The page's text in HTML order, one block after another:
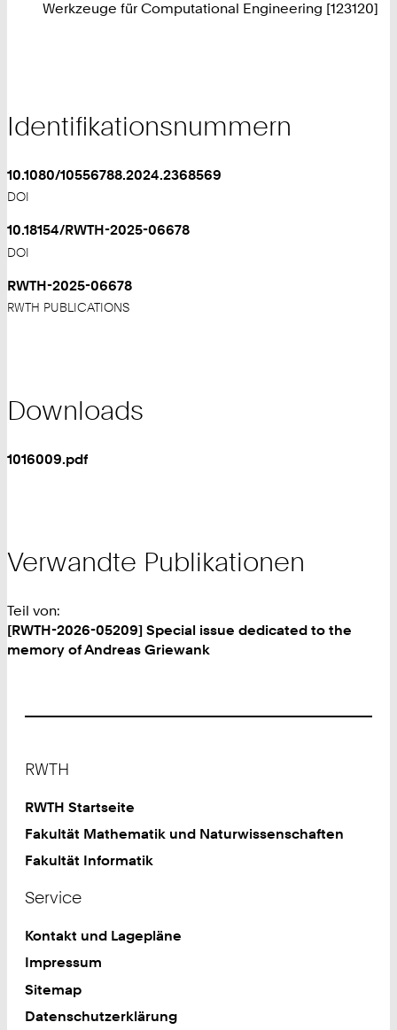
Werkzeuge für Computational Engineering [123120]
Identifikationsnummern
10.1080/10556788.2024.2368569
DOI
10.18154/RWTH-2025-06678
DOI
RWTH-2025-06678
RWTH PUBLICATIONS
Downloads
1016009.pdf
Verwandte Publikationen
Teil von:
[RWTH-2026-05209] Special issue dedicated to the
memory of Andreas Griewank
RWTH
RWTH Startseite
Fakultät Mathematik und Naturwissenschaften
Fakultät Informatik
Service
Kontakt und Lagepläne
Impressum
Sitemap
Datenschutzerklärung